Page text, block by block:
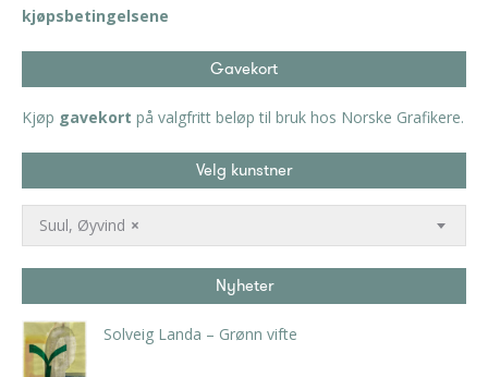
kjøpsbetingelsene
Gavekort
Kjøp gavekort på valgfritt beløp til bruk hos Norske Grafikere.
Velg kunstner
×
Suul, Øyvind
Nyheter
Solveig Landa – Grønn vifte